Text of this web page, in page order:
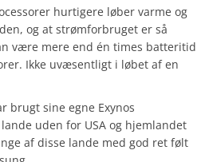
hurtigere løber varme og
og at strømforbruget er så
være mere end én times batteritid
Ikke uvæsentligt i løbet af en
brugt sine egne Exynos
uden for USA og hjemlandet
af disse lande med god ret følt